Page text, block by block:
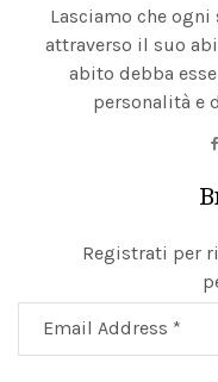
Lasciamo che ogni
attraverso il suo
abito debba
personalità e
Registrati per